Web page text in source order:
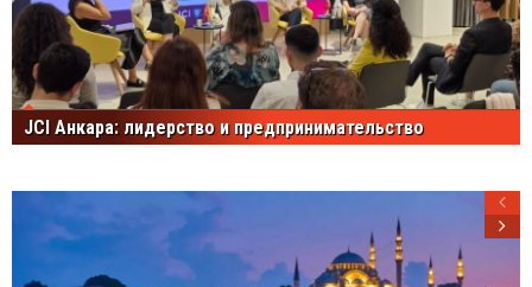
JCI Анкара: лидерство и предпринимательство